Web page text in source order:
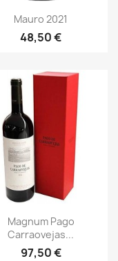
Vista rápida
Mauro 2021
48,50 €
Vista rápida
Magnum Pago
Carraovejas...
97,50 €